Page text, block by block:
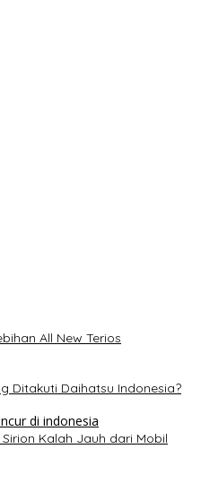
All New Terios
Ditakuti Daihatsu Indonesia?
Kalah Jauh dari Mobil